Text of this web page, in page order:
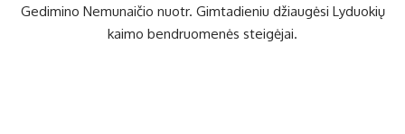
Ge­di­mi­no Ne­mu­nai­čio nuotr. Gimtadieniu džiaugėsi Lyduokių
kaimo bendruomenės steigėjai.